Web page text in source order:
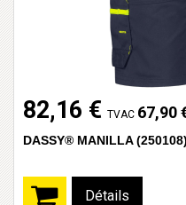
82,16 € TVAC 67,90
DASSY® MANILLA
Détails